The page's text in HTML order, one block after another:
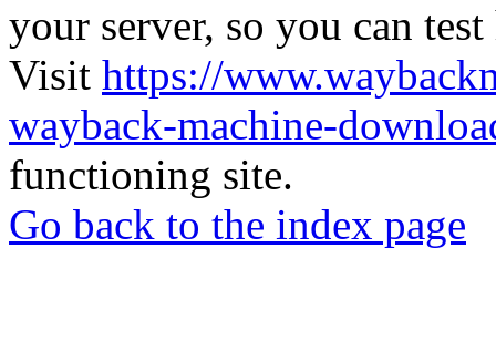
your server, so you can
Visit https://
wayback-machine-
functioning site.
Go back to the index page